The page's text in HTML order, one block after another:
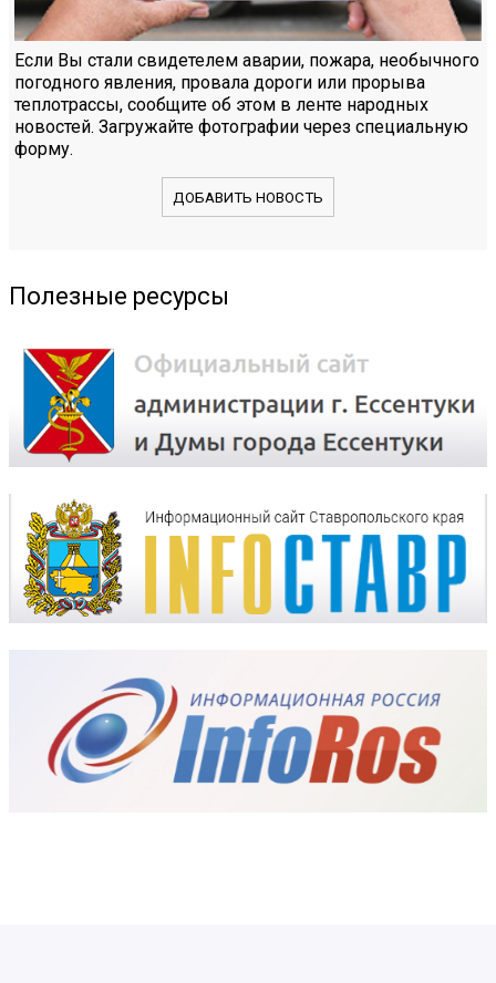
Если Вы стали свидетелем аварии, пожара, необычного
погодного явления, провала дороги или прорыва
теплотрассы, сообщите об этом в ленте народных
новостей. Загружайте фотографии через специальную
форму.
ДОБАВИТЬ НОВОСТЬ
Полезные ресурсы